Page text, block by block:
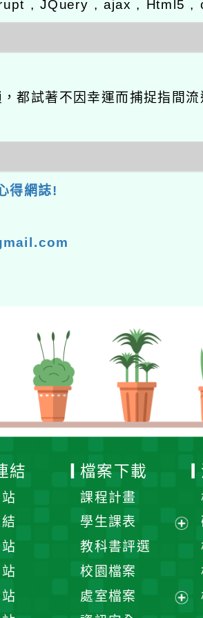
, JQuery , ajax , Html5 ,
都試著不因幸運而捕捉指間流
得網誌!
結 檔案下載
課程計畫
學生課表
單
教科書評選
校園檔案
處室檔案